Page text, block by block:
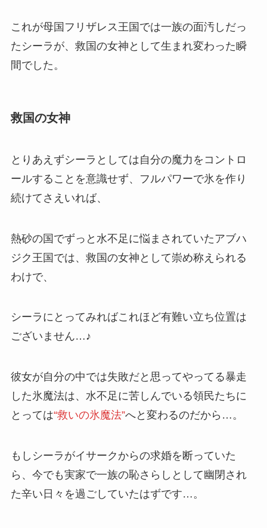
これが母国フリザレス王国では一族の面汚しだっ
たシーラ が、救国の女神として生まれ変わった瞬
間でした。
救国の女神
とりあえずシーラとしては自分の魔力をコントロ
ールすることを意識せず、フルパワーで氷を作り
続けてさえいれば、
熱砂の国でずっと水不足に悩まされていたアブハ
ジク王国では、 救国の女神 として崇め称えられる
わけで、
シーラにとってみればこれほど有難い立ち位置は
ございません…♪
彼女が自分の中では失敗だと思ってやってる暴走
した氷魔法は、水不足に苦しんでいる領民たちに
とっては“救いの氷魔法”へと変わるのだから…。
もしシーラがイサークからの求婚を断っていた
ら、今でも実家で一族の恥さらしとして幽閉され
た辛い日々を過ごしていたはずです…。